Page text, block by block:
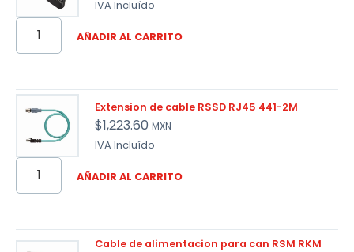
IVA Incluído
AÑADIR AL CARRITO
Extension de cable RSSD RJ45 441-2M
$1,223.60 MXN
IVA Incluído
AÑADIR AL CARRITO
Cable de alimentacion para can RSM RKM